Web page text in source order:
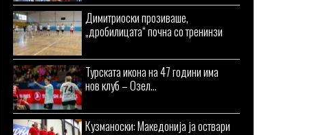
Димитриоски прозиваше,
„дробилицата“ почна со тренинзи
Турската икона на 47 години има
нов клуб – Озел...
Кузманоски: Македонија ја оствари